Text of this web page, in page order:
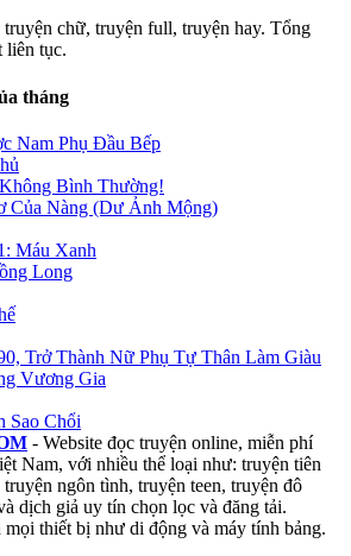
chữ, truyện full, truyện hay. Tổng
liên tục.
tháng
Nam Phụ Đầu Bếp
Bình Thường!
Của Nàng (Dư Ảnh Mộng)
Máu Xanh
Long
Trở Thành Nữ Phụ Tự Thân Làm Giàu
Vương Gia
Sao Chổi
- Website đọc truyện online, miễn phí
Nam, với nhiều thể loại như: truyện tiên
ngôn tình, truyện teen, truyện đô
dịch giả uy tín chọn lọc và đăng tải.
mọi thiết bị như di động và máy tính bảng.